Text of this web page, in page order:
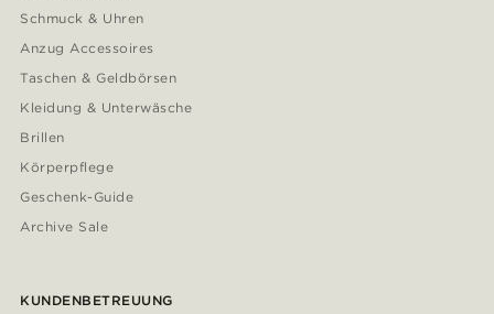
Schmuck & Uhren
Anzug Accessoires
Taschen & Geldbörsen
Kleidung & Unterwäsche
Brillen
Körperpflege
Geschenk-Guide
Archive Sale
KUNDENBETREUUNG